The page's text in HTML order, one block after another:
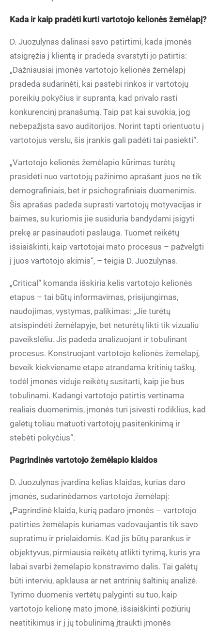
Kada ir kaip pradėti kurti vartotojo kelionės žemėlapį?
D. Juozulynas dalinasi savo patirtimi, kada įmonės
atsigręžia į klientą ir pradeda svarstyti jo patirtis:
„Dažniausiai įmonės vartotojo kelionės žemėlapį
pradeda sudarinėti, kai pastebi rinkos ir vartotojų
poreikių pokyčius ir supranta, kad privalo rasti
konkurencinį pranašumą. Taip pat kai suvokia, jog
nebepažįsta savo auditorijos. Norint tapti orientuotu į
vartotojus verslu, šis įrankis gali padėti tai pasiekti“.
„Vartotojo kelionės žemėlapio kūrimas turėtų
prasidėti nuo vartotojų pažinimo aprašant juos ne tik
demografiniais, bet ir psichografiniais duomenimis.
Šis aprašas padeda suprasti vartotojų motyvacijas ir
baimes, su kuriomis jie susiduria bandydami įsigyti
prekę ar pasinaudoti paslauga. Tuomet reikėtų
išsiaiškinti, kaip vartotojai mato procesus – pažvelgti
į juos vartotojo akimis“, – teigia D. Juozulynas.
„Critical“ komanda išskiria kelis vartotojo kelionės
etapus – tai būtų informavimas, prisijungimas,
naudojimas, vystymas, palikimas: „Jie turėtų
atsispindėti žemėlapyje, bet neturėtų likti tik vizualiu
paveikslėliu. Jis padeda analizuojant ir tobulinant
procesus. Konstruojant vartotojo kelionės žemėlapį,
beveik kiekviename etape atrandama kritinių taškų,
todėl įmonės viduje reikėtų susitarti, kaip jie bus
tobulinami. Kadangi vartotojo patirtis vertinama
realiais duomenimis, įmonės turi įsivesti rodiklius, kad
galėtų toliau matuoti vartotojų pasitenkinimą ir
stebėti pokyčius“.
Pagrindinės vartotojo žemėlapio klaidos
D. Juozulynas įvardina kelias klaidas, kurias daro
įmonės, sudarinėdamos vartotojo žemėlapį:
„Pagrindinė klaida, kurią padaro įmonės – vartotojo
patirties žemėlapis kuriamas vadovaujantis tik savo
supratimu ir prielaidomis. Kad jis būtų parankus ir
objektyvus, pirmiausia reikėtų atlikti tyrimą, kuris yra
labai svarbi žemėlapio konstravimo dalis. Tai galėtų
būti interviu, apklausa ar net antrinių šaltinių analizė.
Tyrimo duomenis vertėtų palyginti su tuo, kaip
vartotojo kelionę mato įmonė, išsiaiškinti požiūrių
neatitikimus ir į jų tobulinimą įtraukti įmonės